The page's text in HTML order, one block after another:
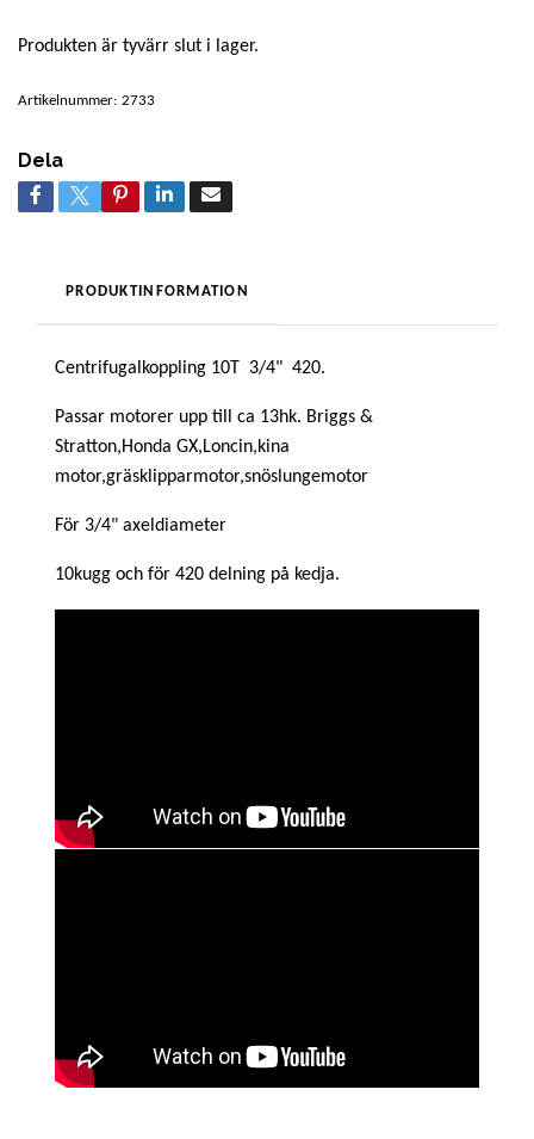
Produkten är tyvärr slut i lager.
Artikelnummer: 2733
Dela
PRODUKTINFORMATION
Centrifugalkoppling 10T 3/4" 420.
Passar motorer upp till ca 13hk. Briggs &
Stratton,Honda GX,Loncin,kina
motor,gräsklipparmotor,snöslungemotor
För 3/4" axeldiameter
10kugg och för 420 delning på kedja.